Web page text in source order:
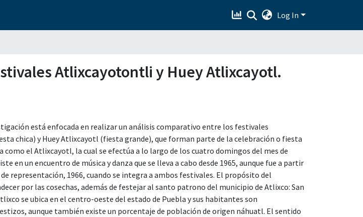
Log In
Atlixcayotontli y Huey Atlixcayotl.
está enfocada en realizar un análisis comparativo entre los festivales
chica) y Huey Atlixcayotl (fiesta grande), que forman parte de la celebración o fiesta
como el Atlixcayotl, la cual se efectúa a lo largo de los cuatro domingos del mes de
en un encuentro de música y danza que se lleva a cabo desde 1965, aunque fue a partir
de representación, 1966, cuando se integra a ambos festivales. El propósito del
por las cosechas, además de festejar al santo patrono del municipio de Atlixco: San
se ubica en el centro-oeste del estado de Puebla y sus habitantes son
aunque también existe un porcentaje de población de origen náhuatl. El sentido